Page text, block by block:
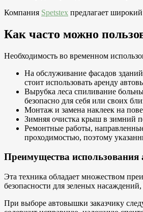
Компания Spetstex предлагает
Как часто можно
Необходимость во временном
На обслуживание фасадов
стоит использовать аренду
Вырубка леса спиливание
безопасно для себя или своих
Монтаж и замена наклеек на
Зимняя очистка крыш в зимний
Ремонтные работы,
проходимостью, поэтому
Преимущества использования
Эта техника обладает множеством
безопасности для зеленых
При выборе автовышки заказчику